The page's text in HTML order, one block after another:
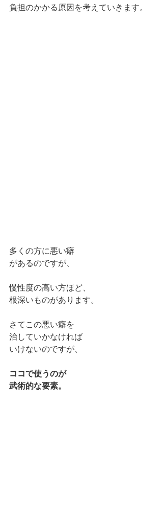
負担のかかる原因を考えていきます。
多くの方に悪い癖
があるのですが、
慢性度の高い方ほど、
根深いものがあります。
さてこの悪い癖を
治していかなければ
いけないのですが、
ココで使うのが
武術的な要素。